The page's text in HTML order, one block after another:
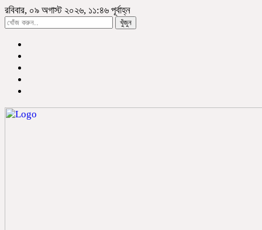
রবিবার, ০৯ অগাস্ট ২০২৬, ১১:৪৬ পূর্বাহ্ন
খুঁজুন